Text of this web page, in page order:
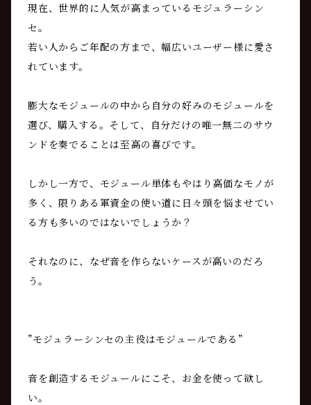
現在、世界的に人気が高まっているモジュラーシン
セ。
若い人からご年配の方まで、幅広いユーザー様に愛さ
れています。
膨大なモジュールの中から自分の好みのモジュールを
選び、購入する。そして、自分だけの唯一無二のサウ
ンドを奏でることは至高の喜びです。
しかし一方で、モジュール単体もやはり高価なモノが
多く、限りある軍資金の使い道に日々頭を悩ませてい
る方も多いのではないでしょうか？
それなのに、なぜ音を作らないケースが高いのだろ
う。
”モジュラーシンセの主役はモジュールである”
音を創造するモジュールにこそ、お金を使って欲し
い。